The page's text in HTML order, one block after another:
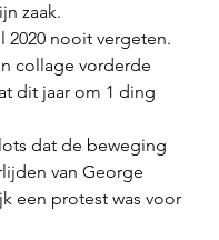
zaak.
2020 nooit vergeten.
collage vorderde
dit jaar om 1 ding
dat de beweging
van George
een protest was voor